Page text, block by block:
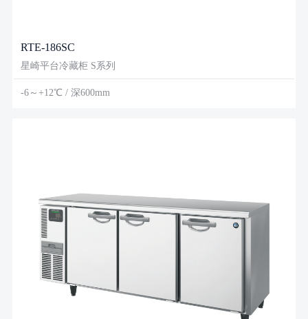
RTE-186SC
星崎平台冷藏柜 S系列
-6～+12℃ / 深600mm